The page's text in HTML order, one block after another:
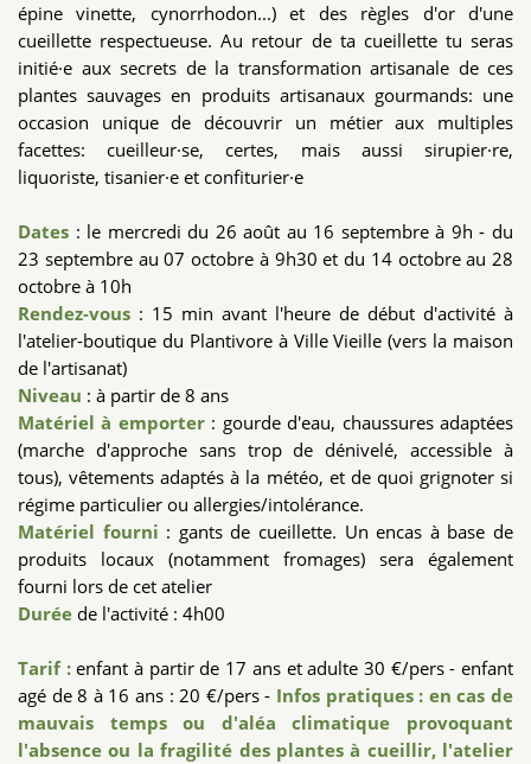
épine vinette, cynorrhodon...) et des règles d'or d'une
cueillette respectueuse. Au retour de ta cueillette tu seras
initié·e aux secrets de la transformation artisanale de ces
plantes sauvages en produits artisanaux gourmands: une
occasion unique de découvrir un métier aux multiples
facettes: cueilleur·se, certes, mais aussi sirupier·re,
liquoriste, tisanier·e et confiturier·e
Dates : le mercredi du 26 août au 16 septembre à 9h - du
23 septembre au 07 octobre à 9h30 et du 14 octobre au 28
octobre à 10h
Rendez-vous : 15 min avant l'heure de début d'activité à
l'atelier-boutique du Plantivore à Ville Vieille (vers la maison
de l'artisanat)
Niveau : à partir de 8 ans
Matériel à emporter : gourde d'eau, chaussures adaptées
(marche d'approche sans trop de dénivelé, accessible à
tous), vêtements adaptés à la météo, et de quoi grignoter si
régime particulier ou allergies/intolérance.
Matériel fourni : gants de cueillette. Un encas à base de
produits locaux (notamment fromages) sera également
fourni lors de cet atelier
Duréede l'activité : 4h00
Tarif :enfant à partir de 17 ans et adulte 30 €/pers - enfant
agé de 8 à 16 ans : 20 €/pers - Infos pratiques : en cas de
mauvais temps ou d'aléa climatique provoquant
l'absence ou la fragilité des plantes à cueillir, l'atelier